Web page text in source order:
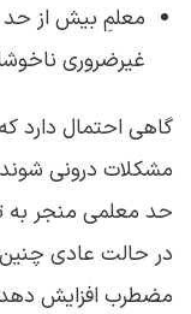
معلمِ بیش از
غیرضروری
گاهی احتمال دارد
مشکلات درونی
حد معلمی منجر به
در حالت عادی چنین
مضطرب افزایش